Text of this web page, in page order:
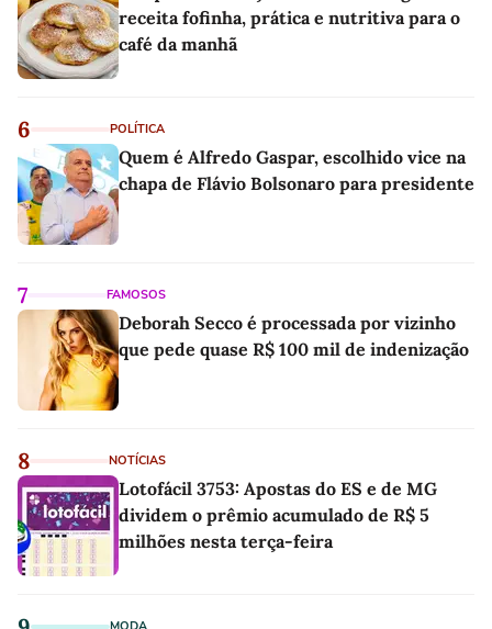
receita fofinha, prática e nutritiva para o
café da manhã
6 POLÍTICA
Quem é Alfredo Gaspar, escolhido vice na
chapa de Flávio Bolsonaro para presidente
7 FAMOSOS
Deborah Secco é processada por vizinho
que pede quase R$ 100 mil de indenização
8 NOTÍCIAS
Lotofácil 3753: Apostas do ES e de MG
dividem o prêmio acumulado de R$ 5
milhões nesta terça-feira